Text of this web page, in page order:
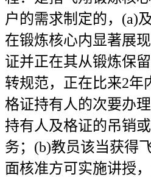
户的需求制定的，(a)
在锻炼核心内显著展
证并正在其从锻炼保
转规范，正在比来2年
格证持有人的次要办
持有人及格证的吊销
务；(b)教员该当获得
面核准方可实施讲授